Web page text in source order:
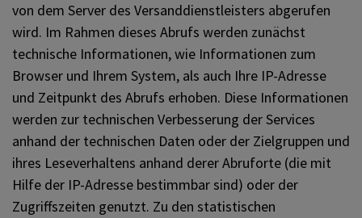
von dem Server des Versanddienstleisters abgerufen
wird. Im Rahmen dieses Abrufs werden zunächst
technische Informationen, wie Informationen zum
Browser und Ihrem System, als auch Ihre IP-Adresse
und Zeitpunkt des Abrufs erhoben. Diese Informationen
werden zur technischen Verbesserung der Services
anhand der technischen Daten oder der Zielgruppen und
ihres Leseverhaltens anhand derer Abruforte (die mit
Hilfe der IP-Adresse bestimmbar sind) oder der
Zugriffszeiten genutzt. Zu den statistischen